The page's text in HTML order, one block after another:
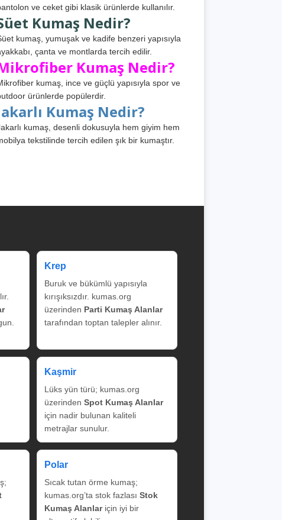
ve ceket gibi klasik ürünlerde kullanılır.
Kumaş Nedir?
kumaş, yumuşak ve kadife benzeri yapısıyla
çanta ve montlarda tercih edilir.
Kumaş Nedir?
kumaş, ince ve güçlü yapısıyla spor ve
ürünlerde popülerdir.
Kumaş Nedir?
kumaş, desenli dokusuyla hem giyim hem
tekstilinde tercih edilen şık bir kumaştır.
Krep
Buruk ve bükümlü yapısıyla
kırışıksızdır. kumas.org
üzerinden Parti Kumaş Alanlar
tarafından toptan talepler alınır.
Kaşmir
Lüks yün türü; kumas.org
üzerinden Spot Kumaş Alanlar
için nadir bulunan kaliteli
metrajlar sunulur.
Polar
Sıcak tutan örme kumaş;
kumas.org’ta stok fazlası Stok
Kumaş Alanlariçin iyi bir